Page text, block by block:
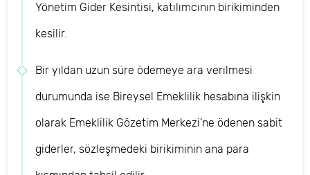
Yönetim Gider Kesintisi, katılımcının birikiminden
kesilir.
Bir yıldan uzun süre ödemeye ara verilmesi
durumunda ise Bireysel Emeklilik hesabına ilişkin
olarak Emeklilik Gözetim Merkezi'ne ödenen sabit
giderler, sözleşmedeki birikiminin ana para